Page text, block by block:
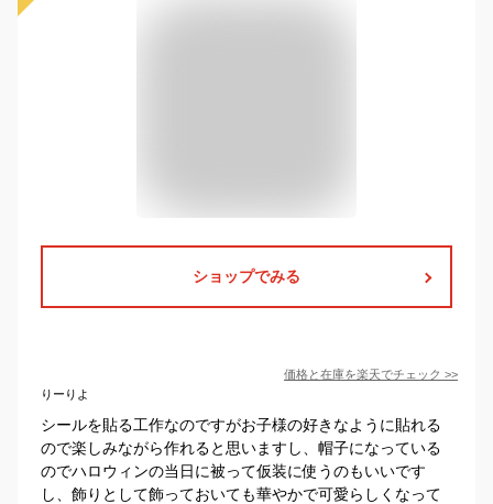
ショップでみる
価格と在庫を楽天でチェック >>
りーりよ
シールを貼る工作なのですがお子様の好きなように貼れる
ので楽しみながら作れると思いますし、帽子になっている
のでハロウィンの当日に被って仮装に使うのもいいです
し、飾りとして飾っておいても華やかで可愛らしくなって